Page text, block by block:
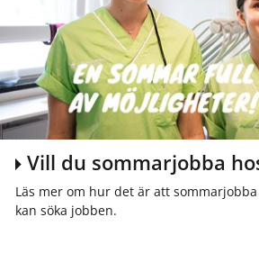
Vill du sommarjobba
Läs mer om hur det är att
kan söka jobben.